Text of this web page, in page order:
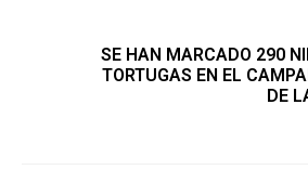
SE HAN MARCADO 290
TORTUGAS EN EL
DE